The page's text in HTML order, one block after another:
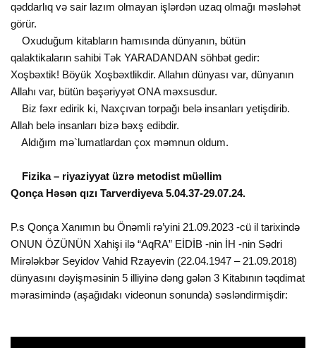
qəddarlıq və sair lazım olmayan işlərdən uzaq olmağı məsləhət
görür.
Oxuduğum kitabların hamısında dünyanın, bütün
qalaktikaların sahibi Tək YARADANDAN söhbət gedir:
Xoşbəxtik! Böyük Xoşbəxtlikdir. Allahın dünyası var, dünyanın
Allahı var, bütün bəşəriyyət ONA məxsusdur.
Biz fəxr edirik ki, Naxçıvan torpağı belə insanları yetişdirib.
Allah belə insanları bizə bəxş edibdir.
Aldığım mə`lumatlardan çox məmnun oldum.
Fizika – riyaziyyat üzrə metodist müəllim
Qonça Həsən qızı Tarverdiyeva 5.04.37-29.07.24.
P.s Qonça Xanımın bu Önəmli rə’yini 21.09.2023 -cü il tarixində
ONUN ÖZÜNÜN Xahişi ilə “AqRA” EİDİB -nin İH -nin Sədri
Mirələkbər Seyidov Vahid Rzayevin (22.04.1947 – 21.09.2018)
dünyasını dəyişməsinin 5 illiyinə dəng gələn 3 Kitabının təqdimat
mərasimində (aşağıdakı videonun sonunda) səsləndirmişdir: